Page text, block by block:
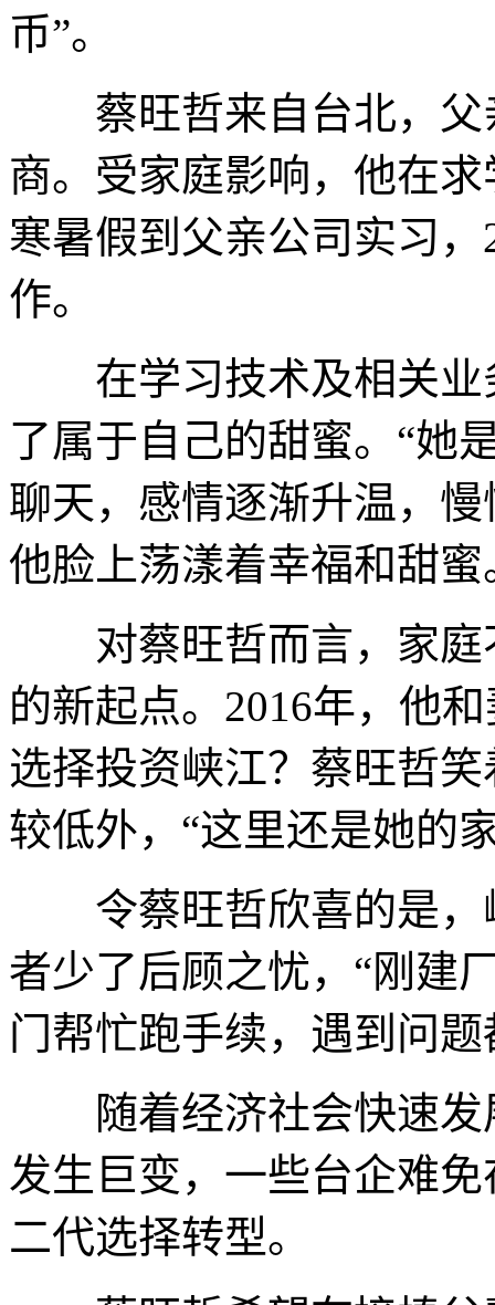
币”。
蔡旺哲来自台北，父
商。受家庭影响，他在
寒暑假到父亲公司实习
作。
在学习技术及相关业
了属于自己的甜蜜。“她
聊天，感情逐渐升温，
他脸上荡漾着幸福和甜蜜
对蔡旺哲而言，家庭
的新起点。2016年，他
选择投资峡江？蔡旺哲
较低外，“这里还是她的
令蔡旺哲欣喜的是，
者少了后顾之忧，“刚建
门帮忙跑手续，遇到问
随着经济社会快速发
发生巨变，一些台企难
二代选择转型。